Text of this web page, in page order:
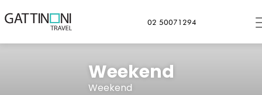
02 50071294
Weekend
Weekend